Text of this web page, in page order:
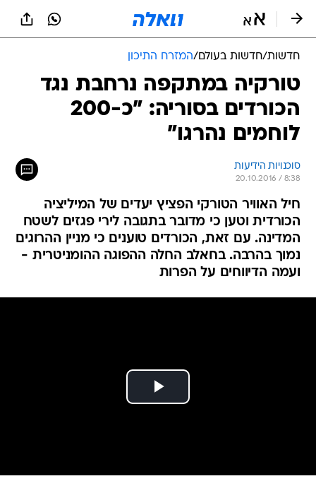
חדשות/חדשות בעולם/המזרח התיכון
טורקיה במתקפה נרחבת נגד
הכורדים בסוריה: "כ-200
לוחמים נהרגו"
סוכנויות הידיעות
20.10.2016 / 8:38
חיל האוויר הטורקי הפציץ יעדים של המיליציה
הכורדית וטען כי מדובר בתגובה לירי פגזים לשטח
המדינה. עם זאת, הכורדים טוענים כי מניין ההרוגים
נמוך בהרבה. בחאלב החלה ההפוגה ההומניטרית -
ועמה הדיווחים על הפרות